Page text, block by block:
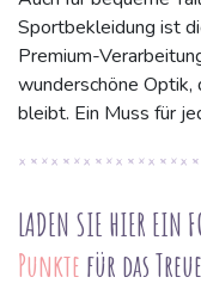
Sportbekleidung ist
Premium-
wunderschöne Optik,
bleibt. Ein Muss für
LADEN SIE HIER EIN
Punkte für das